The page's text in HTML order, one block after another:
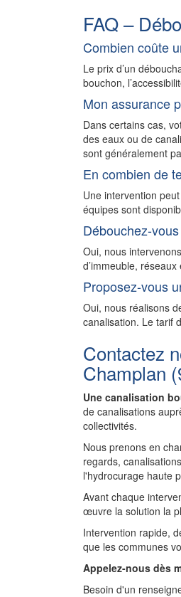
FAQ –
Combien coûte
Le prix d’un
bouchon,
Mon assurance
Dans certains cas,
des eaux ou de
sont généralement
En combien de
Une intervention
équipes sont
Débouchez-
Oui, nous
d’immeuble,
Proposez-vous
Oui, nous réalisons
canalisation. Le tarif
Contactez
Champlan
Une canalisation
de canalisations
collectivités.
Nous prenons en
regards,
l'hydrocurage haute
Avant chaque
œuvre la solution la
Intervention rapide,
que les communes
Appelez-nous dès
Besoin d'un